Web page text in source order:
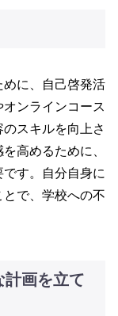
に、自己啓発活
ンラインコース
スキルを向上さ
高めるために、
す。自分自身に
で、学校への不
計画を立て